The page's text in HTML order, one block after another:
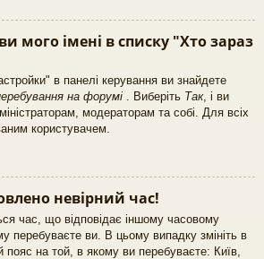
мого імені в списку "Хто зараз
в панелі керування ви знайдете
на форумі . Виберіть Так, і ви
модераторам та собі. Для всіх
користувачем.
невірний час!
час, що відповідає іншому часовому
перебуваєте ви. В цьому випадку змініть в
на той, в якому ви перебуваєте: Київ,